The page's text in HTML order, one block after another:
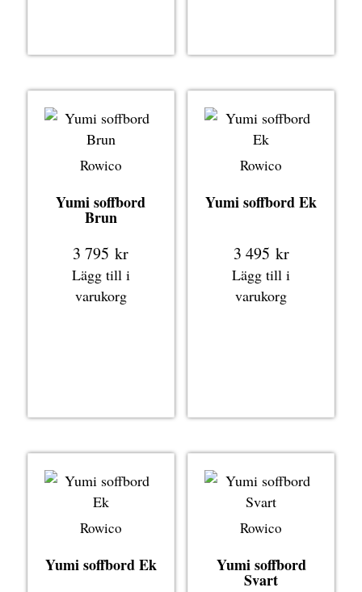
Rowico
Yumi soffbord
Brun
3 795kr
Lägg till i
varukorg
Rowico
Yumi soffbord Ek
3 495 kr
Lägg till i
varukorg
Rowico
Yumi soffbord Ek
Rowico
Yumi soffbord
Svart